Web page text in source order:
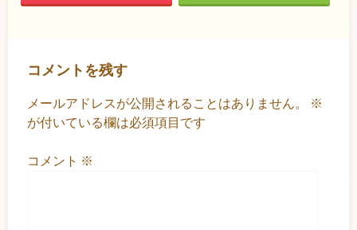
コメントを残す
メールアドレスが公開されることはありません。
※
が付いている欄は必須項目です
コメント ※